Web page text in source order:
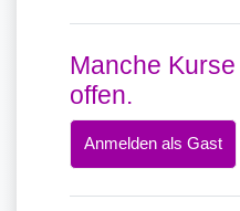
Manche
offen.
Anmelden als Gast